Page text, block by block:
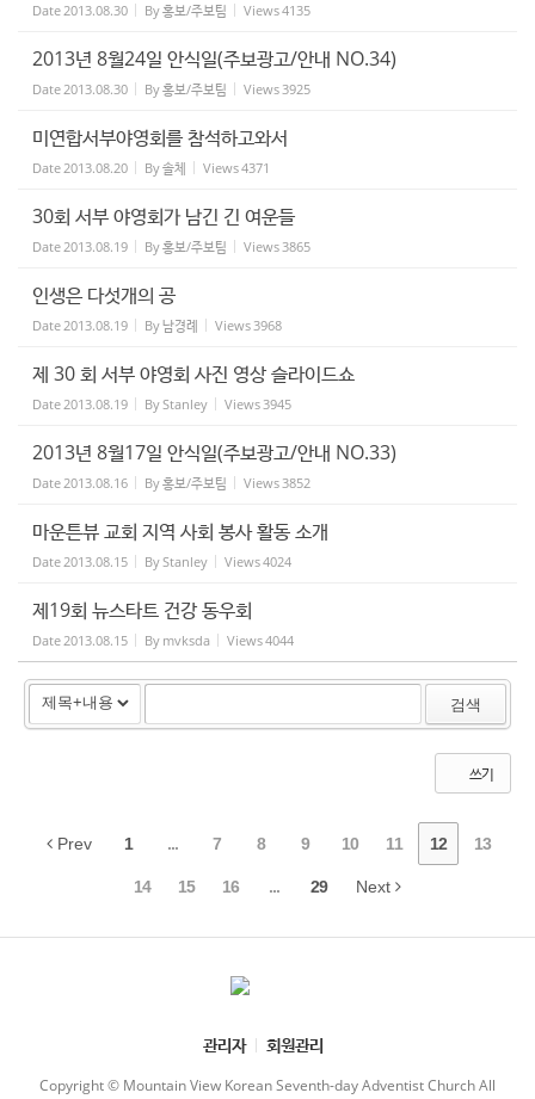
Date2013.08.30 By홍보/주보팀 Views4135
2013년 8월24일 안식일(주보광고/안내 NO.34)
Date2013.08.30 By홍보/주보팀 Views3925
미연합서부야영회를 참석하고와서
Date2013.08.20 By솔체 Views4371
30회 서부 야영회가 남긴 긴 여운들
Date2013.08.19 By홍보/주보팀 Views3865
인생은 다섯개의 공
Date2013.08.19 By남경례 Views3968
제 30 회 서부 야영회 사진 영상 슬라이드쇼
Date2013.08.19 ByStanley Views3945
2013년 8월17일 안식일(주보광고/안내 NO.33)
Date2013.08.16 By홍보/주보팀 Views3852
마운튼뷰 교회 지역 사회 봉사 활동 소개
Date2013.08.15 ByStanley Views4024
제19회 뉴스타트 건강 동우회
Date2013.08.15 By mvksda Views4044
검색
쓰기
Prev 1 ... 7 8 9 10 11 12 13
14 15 16 ... 29 Next
관리자 회원관리
Copyright © Mountain View Korean Seventh-day Adventist Church All